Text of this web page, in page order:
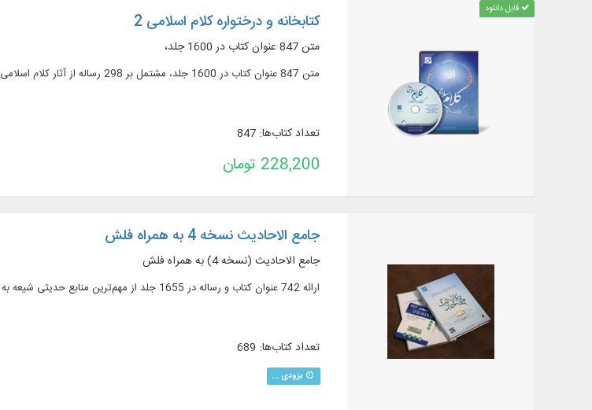
قابل دانلود
کتابخانه و درختواره کلام اسلامی 2
متن 847 عنوان کتاب در 1600 جلد،
متن 847 عنوان کتاب در 1600 جلد، مشتمل بر 298 رساله از آثار کلام اسلامی
تعداد کتاب‌ها: 847
228,200 تومان
جامع الاحادیث نسخه 4 به همراه فلش
جامع الاحادیث (نسخه 4) به همراه فلش
ارائه 742 عنوان کتاب و رساله در 1655 جلد از مهم‌ترین منابع حدیثی شیعه به همراه ترجمه و شرح
تعداد کتاب‌ها: 689
بزودی ...